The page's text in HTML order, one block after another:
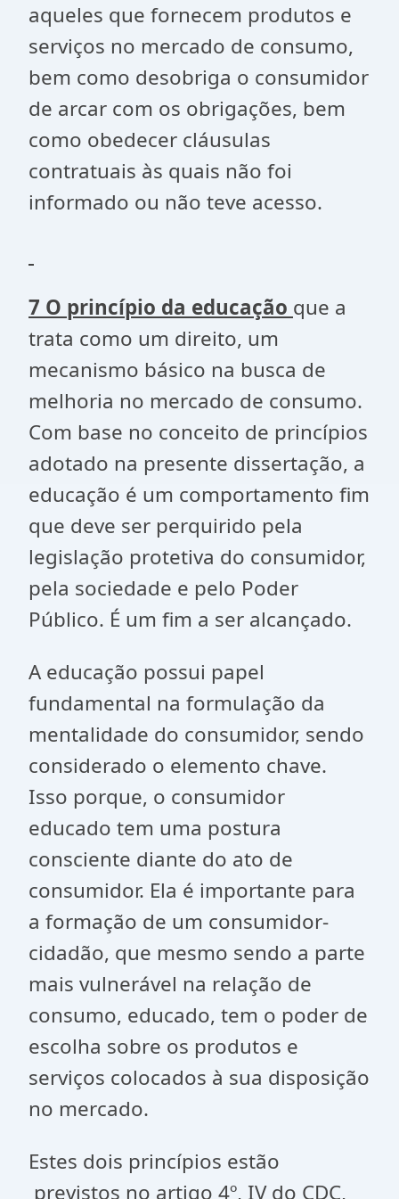
aqueles que fornecem produtos e
serviços no mercado de consumo,
bem como desobriga o consumidor
de arcar com os obrigações, bem
como obedecer cláusulas
contratuais às quais não foi
informado ou não teve acesso.
7 O princípio da educação que a
trata como um direito, um
mecanismo básico na busca de
melhoria no mercado de consumo.
Com base no conceito de princípios
adotado na presente dissertação, a
educação é um comportamento fim
que deve ser perquirido pela
legislação protetiva do consumidor,
pela sociedade e pelo Poder
Público. É um fim a ser alcançado.
A educação possui papel
fundamental na formulação da
mentalidade do consumidor, sendo
considerado o elemento chave.
Isso porque, o consumidor
educado tem uma postura
consciente diante do ato de
consumidor. Ela é importante para
a formação de um consumidor-
cidadão, que mesmo sendo a parte
mais vulnerável na relação de
consumo, educado, tem o poder de
escolha sobre os produtos e
serviços colocados à sua disposição
no mercado.
Estes dois princípios estão
previstos no artigo 4º, IV do CDC,